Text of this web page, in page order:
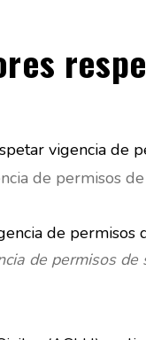
de permisos
de permisos de